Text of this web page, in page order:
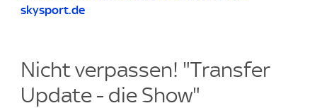
skysport.de
Nicht verpassen! "Transfer
Update - die Show"